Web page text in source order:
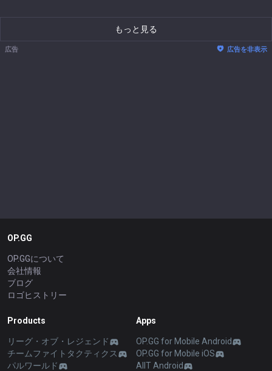
もっと見る
広告 広告を非表示
OP.GG
OP.GGについて
会社情報
ブログ
ロゴヒストリー
Products
リーグ・オブ・レジェンド
チームファイトタクティクス
パルワールド
Apps
OP.GG for Mobile Android
OP.GG for Mobile iOS
AllT Android